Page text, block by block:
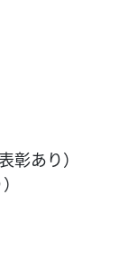
あり）